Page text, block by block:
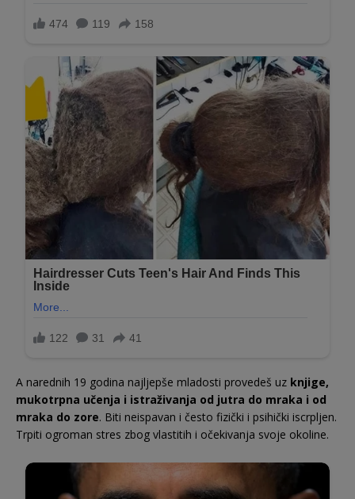
A narednih 19 godina najljepše mladosti provedeš uz knjige,
mukotrpna učenja i istraživanja od jutra do mraka i od
mraka do zore. Biti neispavan i često fizički i psihički iscrpljen.
Trpiti ogroman stres zbog vlastitih i očekivanja svoje okoline.